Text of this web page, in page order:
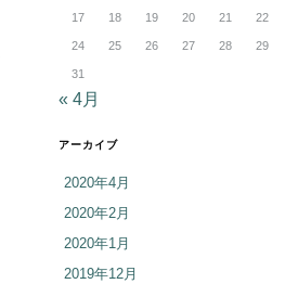
17 18 19 20 21 22
24 25 26 27 28 29
31
« 4月
アーカイブ
2020年4月
2020年2月
2020年1月
2019年12月